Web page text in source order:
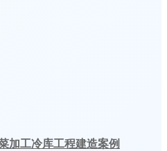
加工冷库工程建造案例